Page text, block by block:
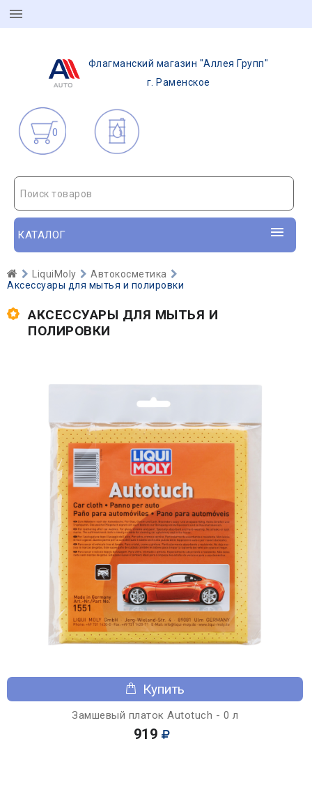
Флагманский магазин "Аллея Групп"
г. Раменское
0
Поиск товаров
КАТАЛОГ
LiquiMoly
Автокосметика
Аксессуары для мытья и полировки
АКСЕССУАРЫ ДЛЯ МЫТЬЯ И
ПОЛИРОВКИ
Купить
Замшевый платок Autotuch - 0 л
919